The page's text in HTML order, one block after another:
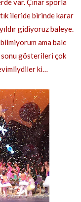
var. Çınar sporla
ileride birinde karar
gidiyoruz baleye.
ama bale
sonu gösterileri çok
ki…